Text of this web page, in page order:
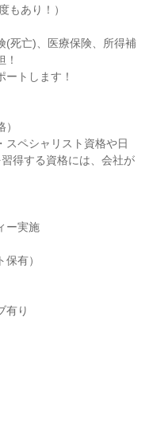
(死亡)、医療保険、所得補
トします！
スペシャリスト資格や日
得する資格には、会社が
ー実施
有）
有り